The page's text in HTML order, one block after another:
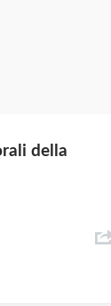
della